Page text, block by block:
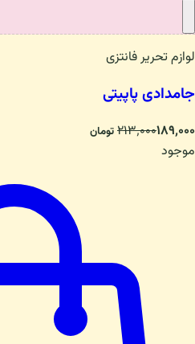
لوازم تحریر فانتزی
جامدادی پاپیتی
۲۱۳٬۰۰۰۱۸۹٬۰۰۰ تومان
موجود